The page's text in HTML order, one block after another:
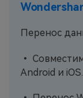
Перенос
•
Android и iOS.